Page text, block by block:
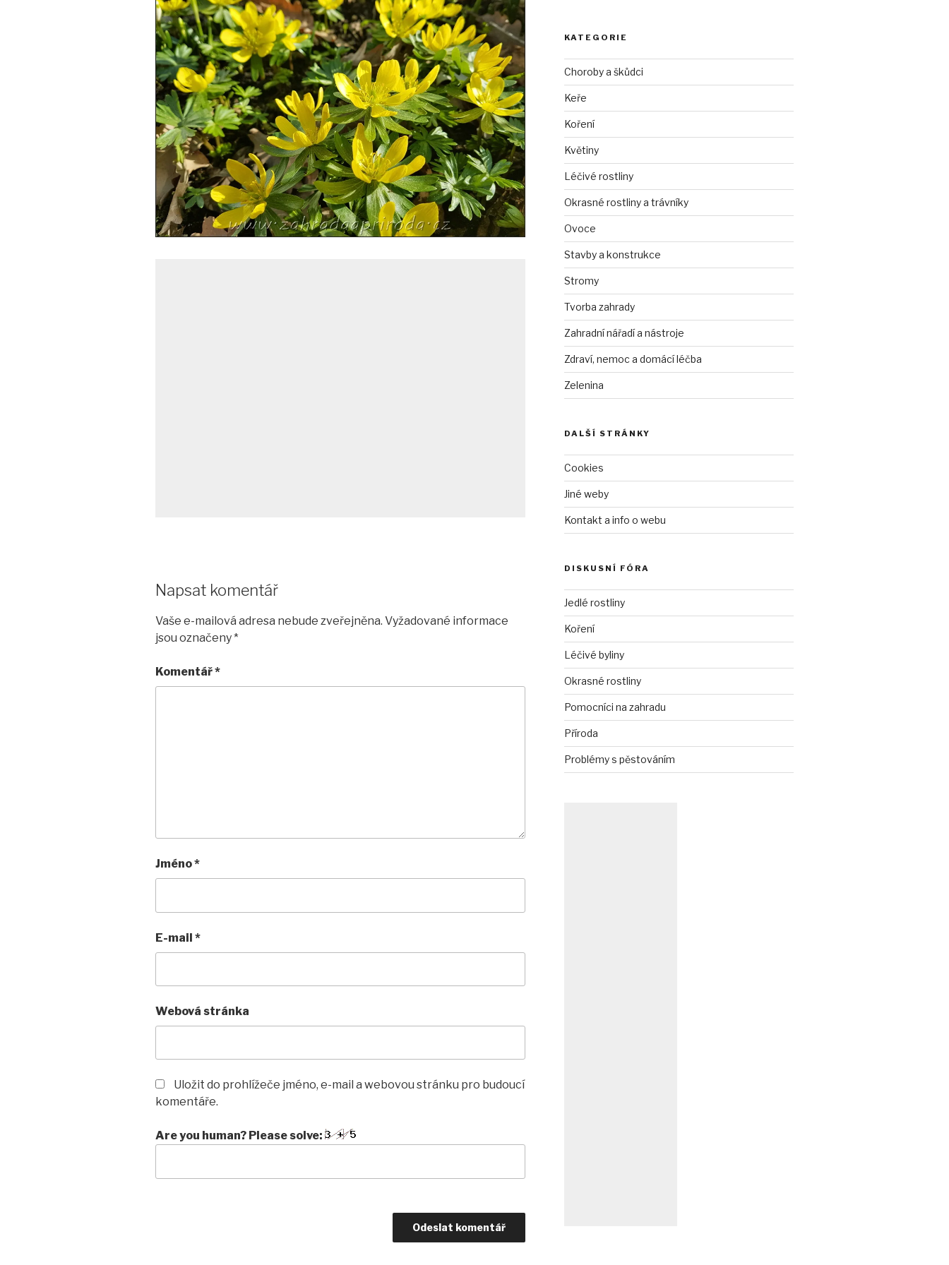
Napsat komentář
Vaše e-mailová adresa nebude zveřejněna. Vyžadované informace
jsou označeny*
Komentář*
Jméno*
E-mail *
Webová stránka
Uložit do prohlížeče jméno, e-mail a webovou stránku pro budoucí
komentáře.
Are you human? Please solve:
KATEGORIE
Choroby a škůdci
Keře
Koření
Květiny
Léčivé rostliny
Okrasné rostliny a trávníky
Ovoce
Stavby a konstrukce
Stromy
Tvorba zahrady
Zahradní nářadí a nástroje
Zdraví, nemoc a domácí léčba
Zelenina
DALŠÍ STRÁNKY
Cookies
Jiné weby
Kontakt a info o webu
DISKUSNÍ FÓRA
Jedlé rostliny
Koření
Léčivé byliny
Okrasné rostliny
Pomocníci na zahradu
Příroda
Problémy s pěstováním